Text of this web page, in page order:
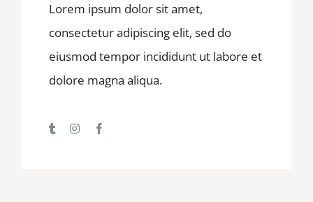
Lorem ipsum dolor sit amet,
consectetur adipiscing elit, sed do
eiusmod tempor incididunt ut labore et
dolore magna aliqua.